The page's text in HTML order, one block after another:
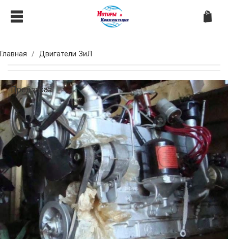
Главная Двигатели ЗиЛ
Предзаказ